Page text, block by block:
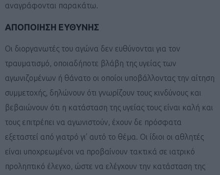
αναγράφονται παρακάτω.
ΑΠΟΠΟΙΗΣΗ ΕΥΘΥΝΗΣ
Οι διοργανωτές του αγώνα δεν ευθύνονται για τον
τραυματισμό, οποιαδήποτε βλάβη της υγείας των
αγωνιζομένων ή θάνατο οι οποίοι υποβάλλοντας την αίτηση
συμμετοχής, δηλώνουν ότι γνωρίζουν τους κινδύνους και
βεβαιώνουν ότι η κατάσταση της υγείας τους είναι καλή και
τους επιτρέπει να αγωνιστούν, έχουν δε πρόσφατα
εξεταστεί από γιατρό γι’ αυτό το θέμα. Οι ίδιοι οι αθλητές
είναι υποχρεωμένοι να προβαίνουν τακτικά σε ιατρικό
προληπτικό έλεγχο, ώστε να ελέγχουν την κατάσταση της